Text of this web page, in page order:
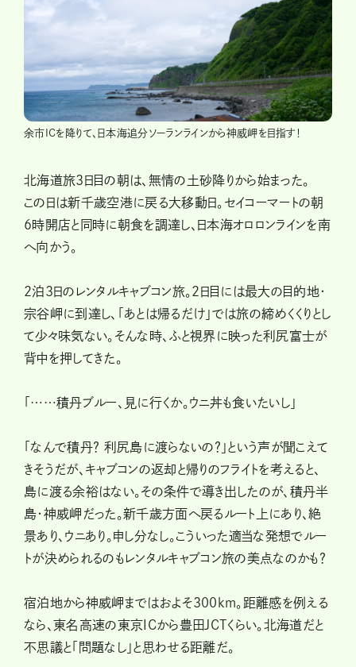
余市ICを降りて、日本海追分ソーランラインから神威岬を目指す！
北海道旅3日目の朝は、無情の土砂降りから始まった。
この日は新千歳空港に戻る大移動日。セイコーマートの朝
6時開店と同時に朝食を調達し、日本海オロロンラインを南
へ向かう。
2泊3日のレンタルキャブコン旅。2日目には最大の目的地・
宗谷岬に到達し、「あとは帰るだけ」では旅の締めくくりとし
て少々味気ない。そんな時、ふと視界に映った利尻富士が
背中を押してきた。
「……積丹ブルー、見に行くか。ウニ丼も食いたいし」
「なんで積丹？ 利尻島に渡らないの？」という声が聞こえて
きそうだが、キャブコンの返却と帰りのフライトを考えると、
島に渡る余裕はない。その条件で導き出したのが、積丹半
島・神威岬だった。新千歳方面へ戻るルート上にあり、絶
景あり、ウニあり。申し分なし。こういった適当な発想でルー
トが決められるのもレンタルキャブコン旅の美点なのかも？
宿泊地から神威岬まではおよそ300km。距離感を例える
なら、東名高速の東京ICから豊田JCTくらい。北海道だと
不思議と「問題なし」と思わせる距離だ。